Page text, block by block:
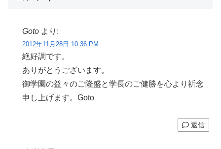
Goto より:
2012年11月28日 10:36 PM
絶好調です。
ありがとうございます。
御学園の益々のご隆盛と学長のご健勝を心より祈念
申し上げます。Goto
返信